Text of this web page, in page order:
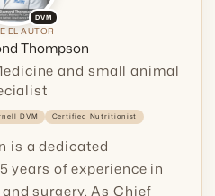
DVM
EL AUTOR
Thompson
and small animal
DVM Certified Nutritionist
is a dedicated
years of experience in
surgery. As Chief